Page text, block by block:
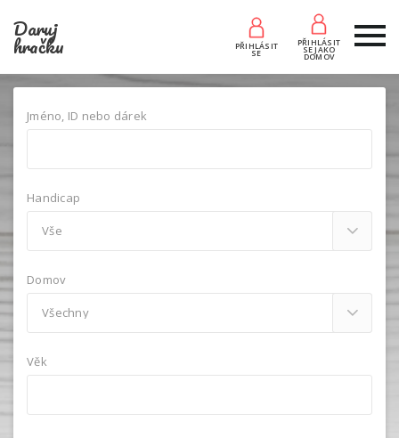
Daruj
hračku PŘIHLÁSIT
SE
PŘIHLÁSIT
SE JAKO
DOMOV
Jméno, ID nebo dárek
Handicap
Domov
Věk